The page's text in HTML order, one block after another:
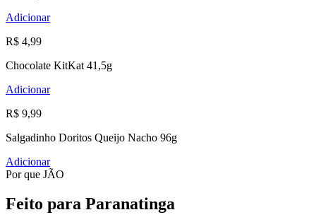
Adicionar
R$ 4,99
Chocolate KitKat 41,5g
Adicionar
R$ 9,99
Salgadinho Doritos Queijo Nacho 96g
Adicionar
Por que JÃO
Feito para Paranatinga